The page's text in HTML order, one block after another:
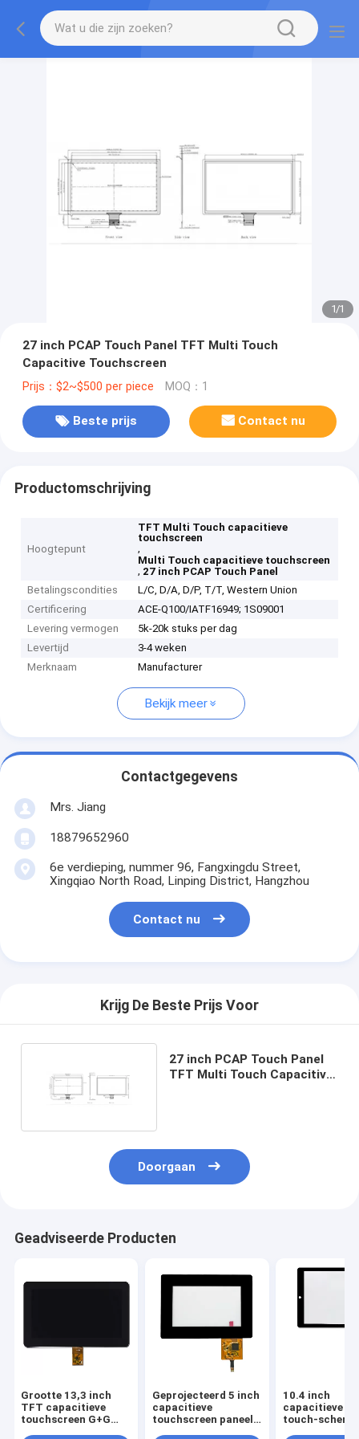
1/1
27 inch PCAP Touch Panel TFT Multi Touch
Capacitive Touchscreen
Prijs：$2~$500 per piece MOQ：1
Beste prijs Contact nu
Productomschrijving
Hoogtepunt
TFT Multi Touch capacitieve
touchscreen
,
Multi Touch capacitieve touchscreen
, 27 inch PCAP Touch Panel
Betalingscondities
L/C, D/A, D/P, T/T, Western Union
Certificering
ACE-Q100/IATF16949; 1S09001
Levering vermogen
5k-20k stuks per dag
Levertijd
3-4 weken
Merknaam
Manufacturer
Bekijk meer
Contactgegevens
Mrs. Jiang
18879652960
6e verdieping, nummer 96, Fangxingdu Street,
Xingqiao North Road, Linping District, Hangzhou
Contact nu
Krijg De Beste Prijs Voor
27 inch PCAP Touch Panel
TFT Multi Touch Capacitive
Doorgaan
Geadviseerde Producten
Grootte 13,3 inch
TFT capacitieve
touchscreen G+G
Geprojecteerd 5 inch
capacitieve
touchscreen paneel
10.4 inch
capacitieve
touch-